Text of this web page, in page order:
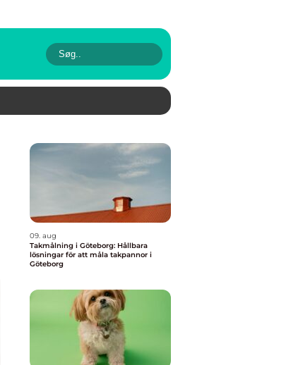
09. aug
Takmålning i Göteborg: Hållbara
lösningar för att måla takpannor i
Göteborg